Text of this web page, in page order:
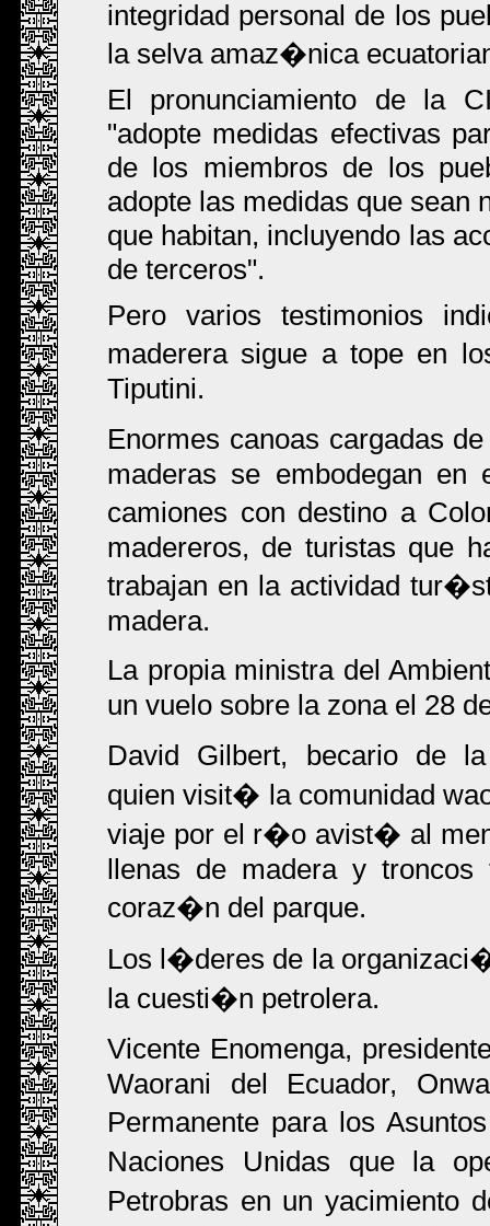
integridad personal de los
la selva amaz�nica
El pronunciamiento de la
"adopte medidas efectivas
de los miembros de los
adopte las medidas que sean
que habitan, incluyendo las
de terceros".
Pero varios testimonios
maderera sigue a tope en
Tiputini.
Enormes canoas cargadas
maderas se embodegan
camiones con destino a
madereros, de turistas que
trabajan en la actividad
madera.
La propia ministra del
un vuelo sobre la zona el 28
David Gilbert, becario de
quien visit� la comunidad
viaje por el r�o avist� al
llenas de madera y
coraz�n del parque.
Los l�deres de la
la cuesti�n petrolera.
Vicente Enomenga,
Waorani del Ecuador,
Permanente para los
Naciones Unidas que la
Petrobras en un yacimiento